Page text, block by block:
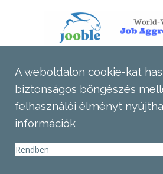
A weboldalon cookie-kat
biztonságos böngészés
felhasználói élményt
információk
Rendben